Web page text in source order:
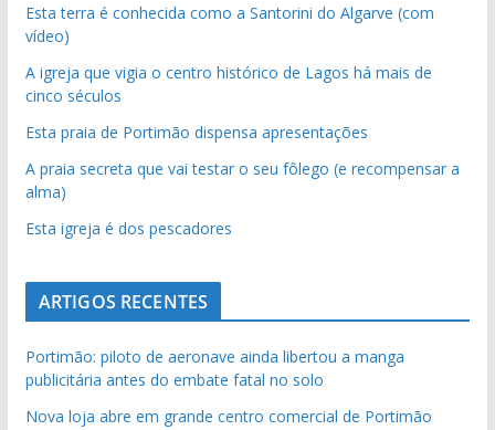
Esta terra é conhecida como a Santorini do Algarve (com
vídeo)
A igreja que vigia o centro histórico de Lagos há mais de
cinco séculos
Esta praia de Portimão dispensa apresentações
A praia secreta que vai testar o seu fôlego (e recompensar a
alma)
Esta igreja é dos pescadores
ARTIGOS RECENTES
Portimão: piloto de aeronave ainda libertou a manga
publicitária antes do embate fatal no solo
Nova loja abre em grande centro comercial de Portimão